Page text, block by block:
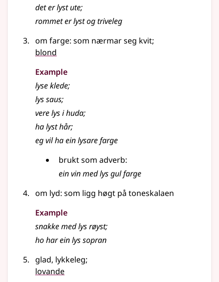
det erlystute;
rommet erlystog triveleg
om farge: som nærmar seg kvit;
blond
Example
lyseklede;
lyssaus;
verelysi huda;
halysthår;
eg vil ha ein lysare farge
brukt som adverb:
ein vin medlysgul farge
om lyd: som ligg høgt på toneskalaen
Example
snakke medlysrøyst;
ho har einlyssopran
glad, lykkeleg;
lovande